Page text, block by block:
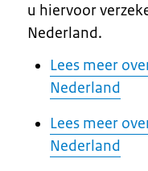
u hiervoor
Nederland.
Lees meer
Nederland
Lees meer
Nederland